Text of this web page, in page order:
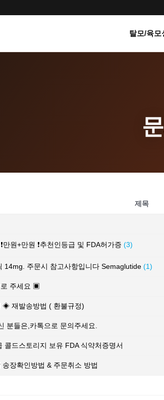
탈모/육모
제목
만원+만원 ❗추천인등급 및 FDA허가증 (3)
14mg. 주문시 참고사항입니다 Semaglutide (1)
주세요 ▣
재발송방법 ( 환불규정)
분들은,카톡으로 문의주세요.
콜드스토리지 보유 FDA 식약처증명서
장확인방법 & 주문취소 방법